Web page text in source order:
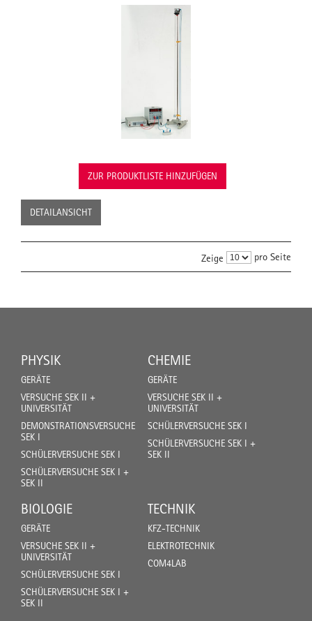
ZUR PRODUKTLISTE HINZUFÜGEN
DETAILANSICHT
Zeige pro Seite
PHYSIK
GERÄTE
VERSUCHE SEK II +
UNIVERSITÄT
DEMONSTRATIONSVERSUCHE
SEK I
SCHÜLERVERSUCHE SEK I
SCHÜLERVERSUCHE SEK I +
SEK II
CHEMIE
GERÄTE
VERSUCHE SEK II +
UNIVERSITÄT
SCHÜLERVERSUCHE SEK I
SCHÜLERVERSUCHE SEK I +
SEK II
BIOLOGIE
GERÄTE
VERSUCHE SEK II +
UNIVERSITÄT
SCHÜLERVERSUCHE SEK I
SCHÜLERVERSUCHE SEK I +
SEK II
TECHNIK
KFZ-TECHNIK
ELEKTROTECHNIK
COM4LAB